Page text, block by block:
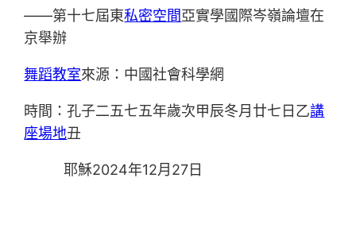
——第十七屆東私密空間亞實學國際岑嶺論壇在
京舉辦
舞蹈教室來源：中國社會科學網
時間：孔子二五七五年歲次甲辰冬月廿七日乙講
座場地丑
耶穌2024年12月27日